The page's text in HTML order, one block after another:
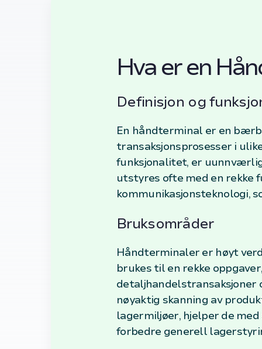
Hva er en
Definisjon og
En håndterminal er en
transaksjonsprosesser i
funksjonalitet, er
utstyres ofte med en rekke
kommunikasjonsteknologi,
Bruksområder
Håndterminaler er høyt
brukes til en rekke
detaljhandelstransaksjoner
nøyaktig skanning av
lagermiljøer, hjelper de
forbedre generell